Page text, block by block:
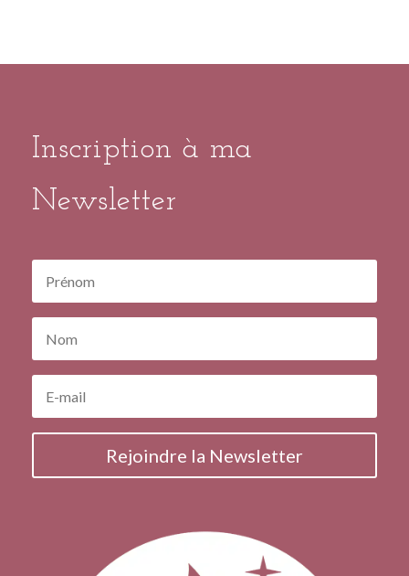
Inscription à ma
Newsletter
Rejoindre la Newsletter